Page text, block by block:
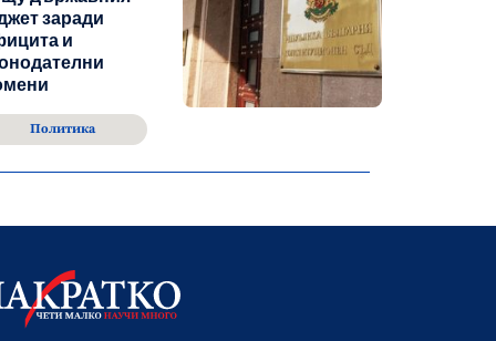
заради
и
Политика